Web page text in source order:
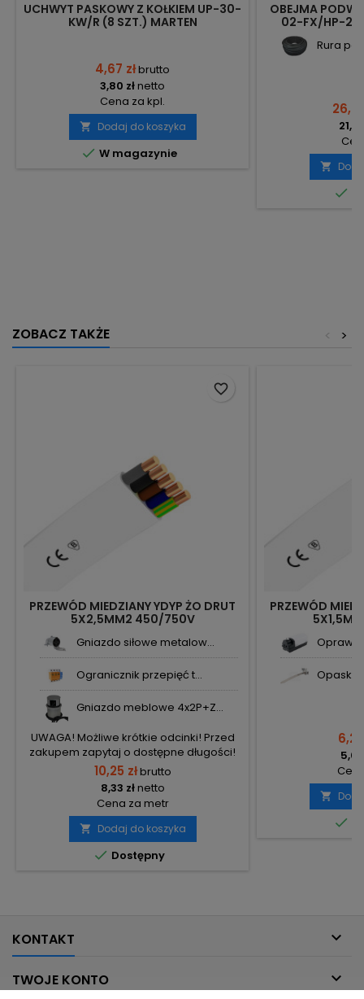
UCHWYT PASKOWY Z KOŁKIEM UP-30-
KW/R (8 SZT.) MARTEN
4,67 złbrutto
3,80 złnetto
Cena za kpl.
 Dodaj do koszyka
 W magazynie
OBEJMA
02-FX/HP-2K
Rura


ZOBACZ TAKŻE >
<
PRZEWÓD MIEDZIANY YDYP ŻO DRUT
5X2,5MM2 450/750V
Gniazdo siłowe metalow...
Ogranicznik przepięć t...
Gniazdo meblowe 4x2P+Z...
UWAGA! Możliwe krótkie odcinki! Przed
zakupem zapytaj o dostępne długości!
10,25 złbrutto
8,33 złnetto
Cena za metr
 Dodaj do koszyka
 Dostępny
favorite_border
PRZEWÓD
Oprawa
Opaska
6,21


KONTAKT 
TWOJE KONTO 